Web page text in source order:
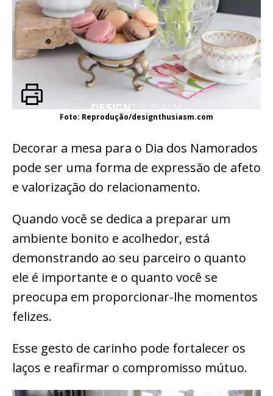
Foto: Reprodução/designthusiasm.com
Decorar a mesa para o Dia dos Namorados
pode ser uma forma de expressão de afeto
e valorização do relacionamento.
Quando você se dedica a preparar um
ambiente bonito e acolhedor, está
demonstrando ao seu parceiro o quanto
ele é importante e o quanto você se
preocupa em proporcionar-lhe momentos
felizes.
Esse gesto de carinho pode fortalecer os
laços e reafirmar o compromisso mútuo.